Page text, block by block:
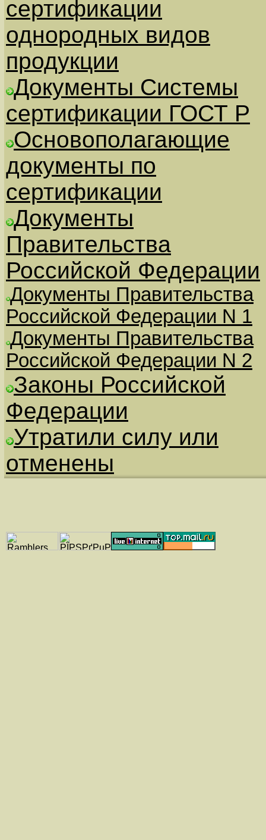
сертификации
однородных видов
продукции
Документы Системы
сертификации ГОСТ Р
Основополагающие
документы по
сертификации
Документы
Правительства
Российской Федерации
Документы Правительства
Российской Федерации N 1
Документы Правительства
Российской Федерации N 2
Законы Российской
Федерации
Утратили силу или
отменены